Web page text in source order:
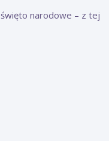
narodowe – z tej